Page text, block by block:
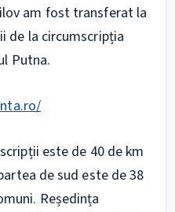
am fost transferat la
de la circumscripția
Putna.
este de 40 de km
de sud este de 38
Reședința